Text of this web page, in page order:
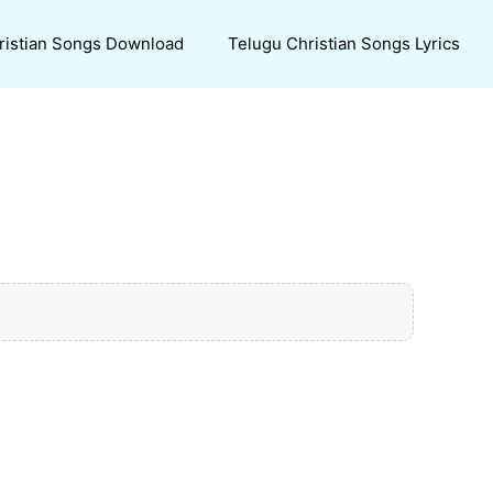
Songs Download Telugu Christian Songs Lyrics